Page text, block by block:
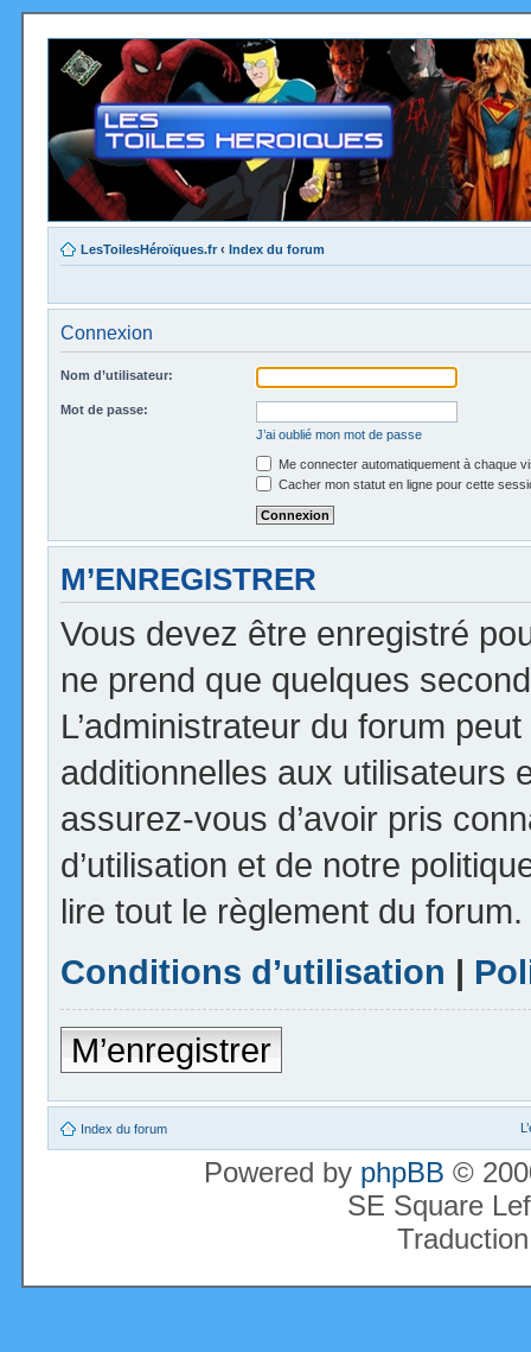
LesToilesHéroïques.fr ‹ Index du forum
Connexion
Nom d’utilisateur:
Mot de passe:
J’ai oublié mon mot de passe
Me connecter automatiquement à chaque
Cacher mon statut en ligne pour cette
M’ENREGISTRER
Vous devez être enregistré
ne prend que quelques
L’administrateur du forum
additionnelles aux utilisateurs
assurez-vous d’avoir pris
d’utilisation et de notre
lire tout le règlement du forum.
Conditions d’utilisation |
M’enregistrer
Index du forum
Powered by phpBB ©
SE Square